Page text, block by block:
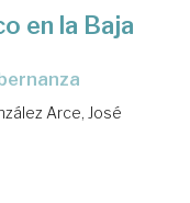
en la Baja
Arce, José